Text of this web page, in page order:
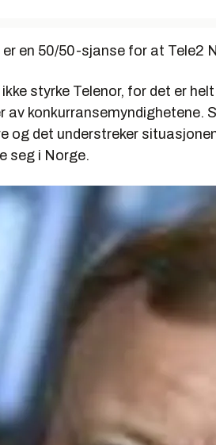
en 50/50-sjanse for at Tele2
styrke Telenor, for det er
av konkurransemyndighetene.
og det understreker
seg i Norge.